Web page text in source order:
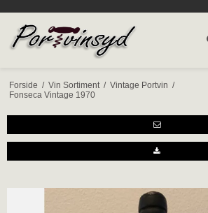
Forside / Vin Sortiment / Vintage Portvin /
Fonseca Vintage 1970